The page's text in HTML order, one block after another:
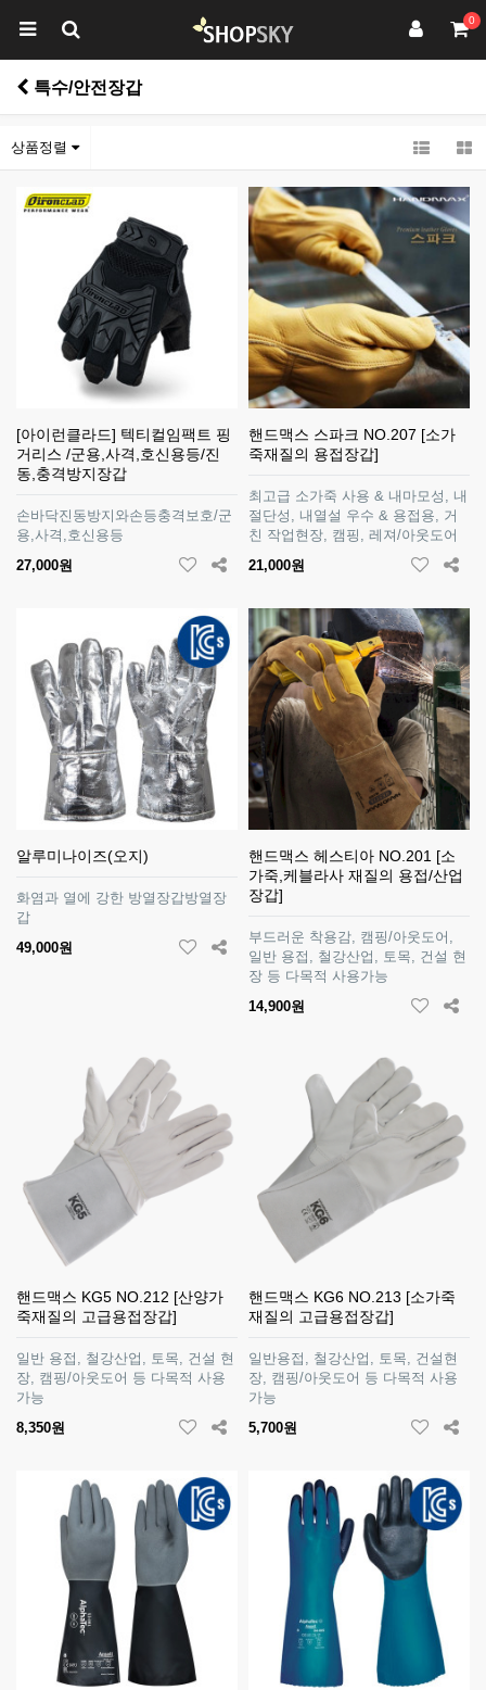
0
특수/안전장갑
상품정렬
[아이런클라드] 텍티컬임팩트 핑
거리스 /군용,사격,호신용등/진
동,충격방지장갑
손바닥진동방지와손등충격보호/군
용,사격,호신용등
27,000원
핸드맥스 스파크 NO.207 [소가
죽재질의 용접장갑]
최고급 소가죽 사용 & 내마모성, 내
절단성, 내열설 우수 & 용접용, 거
친 작업현장, 캠핑, 레져/아웃도어
21,000원
알루미나이즈(오지)
화염과 열에 강한 방열장갑방열장
갑
49,000원
핸드맥스 헤스티아 NO.201 [소
가죽,케블라사 재질의 용접/산업
장갑]
부드러운 착용감, 캠핑/아웃도어,
일반 용접, 철강산업, 토목, 건설 현
장 등 다목적 사용가능
14,900원
핸드맥스 KG5 NO.212 [산양가
죽재질의 고급용접장갑]
일반 용접, 철강산업, 토목, 건설 현
장, 캠핑/아웃도어 등 다목적 사용
가능
8,350원
핸드맥스 KG6 NO.213 [소가죽
재질의 고급용접장갑]
일반용접, 철강산업, 토목, 건설현
장, 캠핑/아웃도어 등 다목적 사용
가능
5,700원